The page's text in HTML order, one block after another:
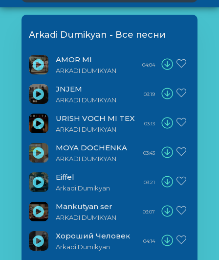
Arkadi Dumikyan - Все песни
AMOR MI
ARKADI DUMIKYAN
04:04
JNJEM
ARKADI DUMIKYAN
03:19
URISH VOCH MI TEX
ARKADI DUMIKYAN
03:13
MOYA DOCHENKA
ARKADI DUMIKYAN
03:43
Eiffel
Arkadi Dumikyan
03:21
Mankutyan ser
ARKADI DUMIKYAN
03:07
Хороший Человек
Arkadi Dumikyan
04:14